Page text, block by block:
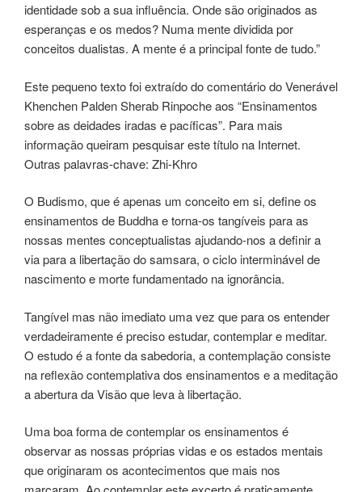
identidade sob a sua influência. Onde são originados as
esperanças e os medos? Numa mente dividida por
conceitos dualistas. A mente é a principal fonte de tudo.”
Este pequeno texto foi extraído do comentário do Venerável
Khenchen Palden Sherab Rinpoche aos “Ensinamentos
sobre as deidades iradas e pacíficas”. Para mais
informação queiram pesquisar este título na Internet.
Outras palavras-chave: Zhi-Khro
O Budismo, que é apenas um conceito em si, define os
ensinamentos de Buddha e torna-os tangíveis para as
nossas mentes conceptualistas ajudando-nos a definir a
via para a libertação do samsara, o ciclo interminável de
nascimento e morte fundamentado na ignorância.
Tangível mas não imediato uma vez que para os entender
verdadeiramente é preciso estudar, contemplar e meditar.
O estudo é a fonte da sabedoria, a contemplação consiste
na reflexão contemplativa dos ensinamentos e a meditação
a abertura da Visão que leva à libertação.
Uma boa forma de contemplar os ensinamentos é
observar as nossas próprias vidas e os estados mentais
que originaram os acontecimentos que mais nos